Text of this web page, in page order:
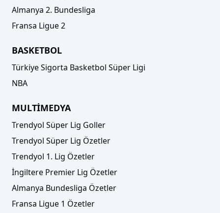
Almanya 2. Bundesliga
Fransa Ligue 2
BASKETBOL
Türkiye Sigorta Basketbol Süper Ligi
NBA
MULTİMEDYA
Trendyol Süper Lig Goller
Trendyol Süper Lig Özetler
Trendyol 1. Lig Özetler
İngiltere Premier Lig Özetler
Almanya Bundesliga Özetler
Fransa Ligue 1 Özetler